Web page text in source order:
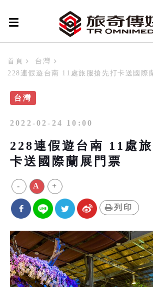
首頁
台灣
228連假遊台南 11處旅服搶先打卡送國際
台灣
2022-02-24 10:00
228連假遊台南 11處
卡送國際蘭展門票
- A +
列印